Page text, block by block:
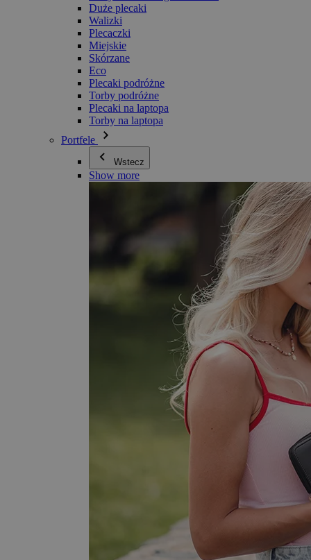
Duże plecaki
Walizki
Plecaczki
Miejskie
Skórzane
Eco
Plecaki podróżne
Torby podróżne
Plecaki na laptopa
Torby na laptopa
Portfele
Wstecz
Show more